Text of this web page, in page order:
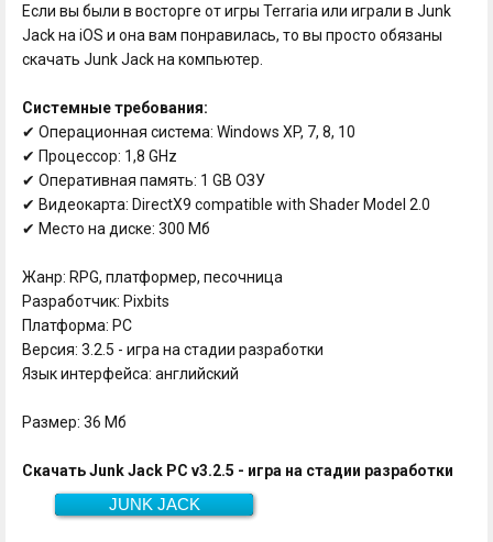
Если вы были в восторге от игры Terraria или играли в Junk
Jack на iOS и она вам понравилась, то вы просто обязаны
скачать Junk Jack на компьютер.
Системные требования:
✔ Операционная система: Windows XP, 7, 8, 10
✔ Процессор: 1,8 GHz
✔ Оперативная память: 1 GB ОЗУ
✔ Видеокарта: DirectX9 compatible with Shader Model 2.0
✔ Место на диске: 300 Мб
Жанр: RPG, платформер, песочница
Разработчик: Pixbits
Платформа: PC
Версия: 3.2.5 - игра на стадии разработки
Язык интерфейса: английский
Размер: 36 Мб
Скачать Junk Jack PC v3.2.5 - игра на стадии разработки
JUNK JACK
36 Мб
Скачать